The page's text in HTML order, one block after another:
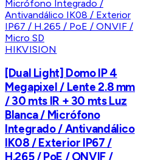
HIKVISION
[Dual Light] Domo IP 4
Megapixel / Lente 2.8 mm
/ 30 mts IR + 30 mts Luz
Blanca / Micrófono
Integrado / Antivandálico
IK08 / Exterior IP67 /
H.265 / PoE / ONVIF /